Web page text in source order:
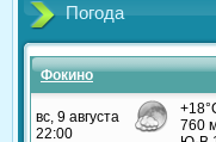
Погода
Фокино